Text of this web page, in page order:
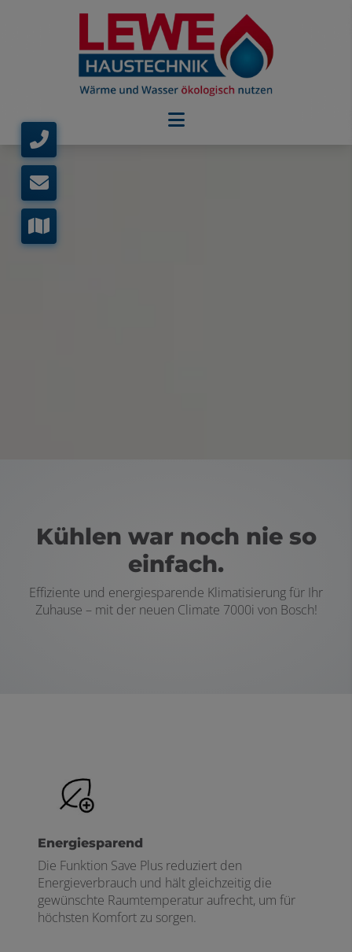
Kühlen war noch nie so
einfach.
Effiziente und energiesparende Klimatisierung für Ihr
Zuhause – mit der neuen Climate 7000i von Bosch!
Energiesparend
Die Funktion Save Plus reduziert den
Energieverbrauch und hält gleichzeitig die
gewünschte Raumtemperatur aufrecht, um für
höchsten Komfort zu sorgen.